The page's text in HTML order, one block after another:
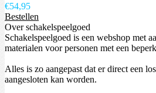
€54,95
Bestellen
Over schakelspeelgoed
Schakelspeelgoed is een webshop met
materialen voor personen met een
Alles is zo aangepast dat er direct een
aangesloten kan worden.